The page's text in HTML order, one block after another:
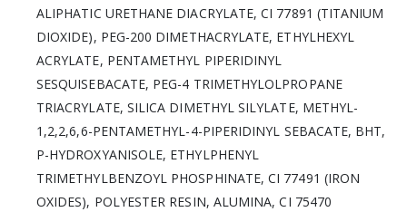
ALIPHATIC URETHANE DIACRYLATE, CI 77891 (TITANIUM
DIOXIDE), PEG-200 DIMETHACRYLATE, ETHYLHEXYL
ACRYLATE, PENTAMETHYL PIPERIDINYL
SESQUISEBACATE, PEG-4 TRIMETHYLOLPROPANE
TRIACRYLATE, SILICA DIMETHYL SILYLATE, METHYL-
1,2,2,6,6-PENTAMETHYL-4-PIPERIDINYL SEBACATE, BHT,
P-HYDROXYANISOLE, ETHYLPHENYL
TRIMETHYLBENZOYL PHOSPHINATE, CI 77491 (IRON
OXIDES), POLYESTER RESIN, ALUMINA, CI 75470